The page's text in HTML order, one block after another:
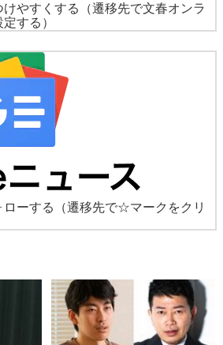
やすくする
（遷移先で文春オンラ
する）
ーする
（遷移先で☆マークをクリ